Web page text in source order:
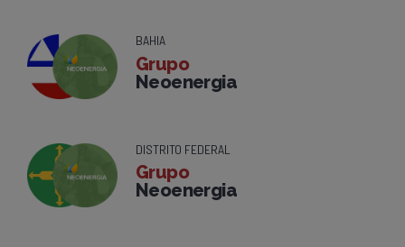
BAHIA
Grupo
Neoenergia
DISTRITO FEDERAL
Grupo
Neoenergia